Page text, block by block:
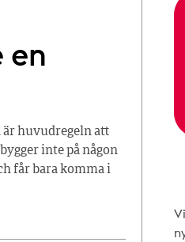
en
huvudregeln att
inte på någon
får bara komma i